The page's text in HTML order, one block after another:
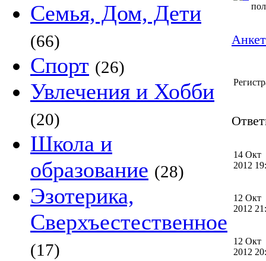
Семья, Дом, Дети
(66)
Спорт (26)
Увлечения и Хобби
(20)
Школа и
образование (28)
Эзотерика,
Сверхъестественное
(17)
14 Окт
2012
12 Окт
2012
12 Окт
2012